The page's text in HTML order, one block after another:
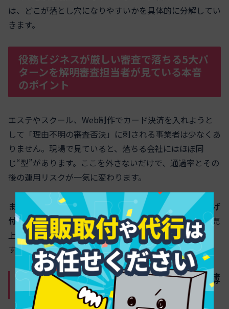
は、どこが落とし穴になりやすいかを具体的に分解してい
きます。
役務ビジネスが厳しい審査で落ちる5大パ
ターンを解明審査担当者が見ている本音
のポイント
エステやスクール、Web制作でカード決済を入れようと
して「理由不明の審査否決」に刺される事業者は少なくあ
りません。現場で見ていると、落ちる会社にはほぼ同
じ“型”があります。ここを外さないだけで、通過率とその
後の運用リスクが一気に変わります。
まず整理すると、審査担当が恐れているのは
前受金が焦げ
付くリスクと継続役務のトラブルです。見ているのは「売
上が立つか」ではなく「将来クレームにならないか」で
す。この前提で、4つの落ちるパターンを分解します。
特定商取引法への表記やサイト情報が薄
いと即NGになる本当の理由